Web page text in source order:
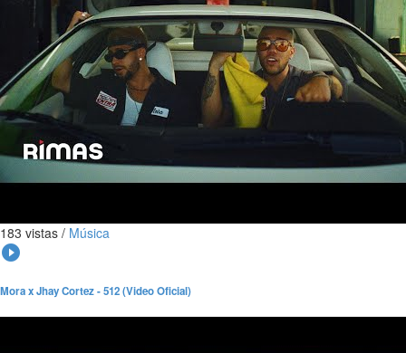
183 vistas / Música
play_circle_filled
Mora x Jhay Cortez - 512 (Video Oficial)